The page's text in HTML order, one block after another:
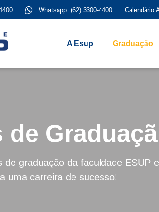
Whatsapp: (62) 3300-4400 Calendário
A Esup Graduação
de
de graduação da faculdade ESUP
uma carreira de sucesso!